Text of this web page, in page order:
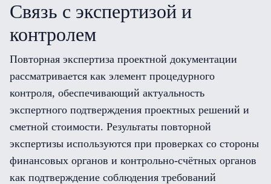
Связь с экспертизой и
контролем
Повторная экспертиза проектной документации
рассматривается как элемент процедурного
контроля, обеспечивающий актуальность
экспертного подтверждения проектных решений и
сметной стоимости. Результаты повторной
экспертизы используются при проверках со стороны
финансовых органов и контрольно-счётных органов
как подтверждение соблюдения требований